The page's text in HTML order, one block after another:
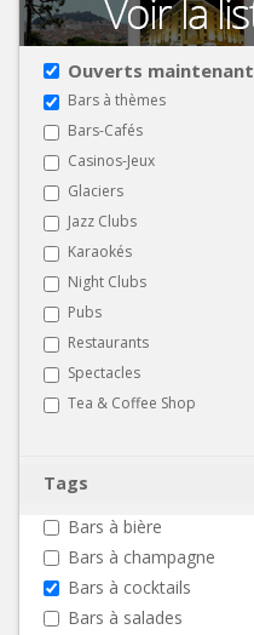
Ouverts maintenant
Bars à thèmes
Bars-Cafés
Casinos-Jeux
Glaciers
Jazz Clubs
Karaokés
Night Clubs
Pubs
Restaurants
Spectacles
Tea & Coffee Shop
Tags
Bars à bière
Bars à champagne
Bars à cocktails
Bars à salades